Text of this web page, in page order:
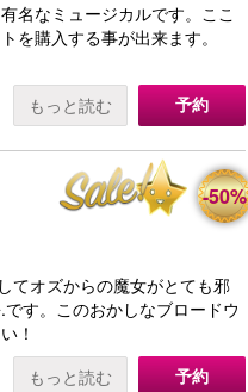
名なミュージカルです。ここ
を購入する事が出来ます。
もっと読む 予約
-50%
てオズからの魔女がとても邪
す。このおかしなブロードウ
！
もっと読む 予約